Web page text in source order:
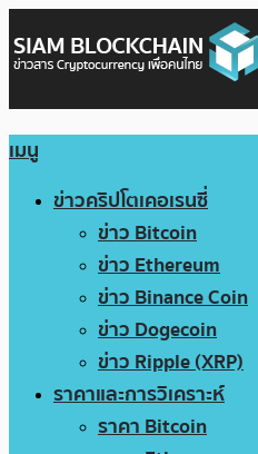
เมนู
ข่าวคริปโตเคอเรนซี่
ข่าว Bitcoin
ข่าว Ethereum
ข่าว Binance Coin
ข่าว Dogecoin
ข่าว Ripple (XRP)
ราคาและการวิเคราะห์
ราคา Bitcoin